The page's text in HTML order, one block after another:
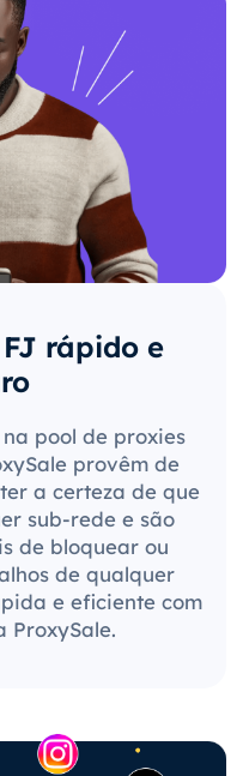
rápido e
pool de proxies
provêm de
a certeza de que
sub-rede e são
de bloquear ou
de qualquer
e eficiente com
ProxySale.